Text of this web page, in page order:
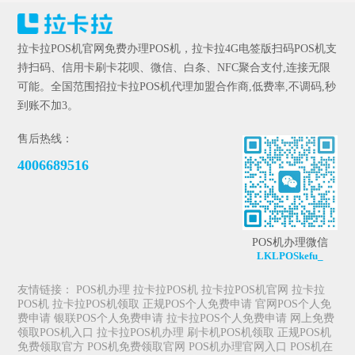
拉卡拉POS机官网免费办理POS机，拉卡拉4G电签版扫码POS机支
持扫码、信用卡刷卡花呗、微信、白条、NFC聚合支付,连接无限
可能。全国范围招拉卡拉POS机代理加盟合作商,低费率,不调码,秒
到账不加3。
售后热线：
4006689516
POS机办理微信
LKLPOSkefu_
友情链接： POS机办理 拉卡拉POS机 拉卡拉POS机官网 拉卡拉
POS机 拉卡拉POS机领取 正规POS个人免费申请 官网POS个人免
费申请 银联POS个人免费申请 拉卡拉POS个人免费申请 网上免费
领取POS机入口 拉卡拉POS机办理 刷卡机POS机领取 正规POS机
免费领取官方 POS机免费领取官网 POS机办理官网入口 POS机在